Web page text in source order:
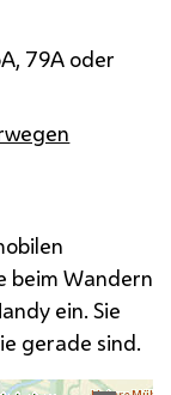
79A oder
beim Wandern
ein. Sie
gerade sind.